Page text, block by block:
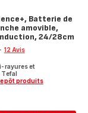
Batterie de
amovible,
24/28cm
- 12 Avis
rayures et
Tefal
produits